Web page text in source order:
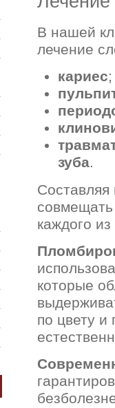
В нашей
лечение
кариес;
зуба.
Составляя
каждого
которые
по цвету и